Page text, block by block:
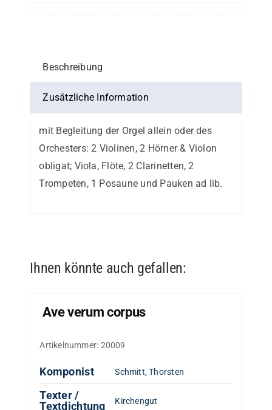
Blatt)
Beschreibung
Zusätzliche Information
mit Begleitung der Orgel allein oder des
Orchesters: 2 Violinen, 2 Hörner & Violon
obligat; Viola, Flöte, 2 Clarinetten, 2
Trompeten, 1 Posaune und Pauken ad lib.
Ihnen könnte auch gefallen:
Ave verum corpus
Artikelnummer: 20009
Komponist Schmitt, Thorsten
Texter /
Textdichtung
Kirchengut